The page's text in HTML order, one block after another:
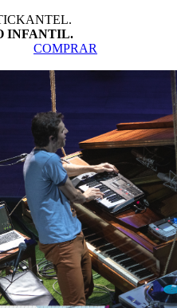
INFANTIL.
COMPRAR